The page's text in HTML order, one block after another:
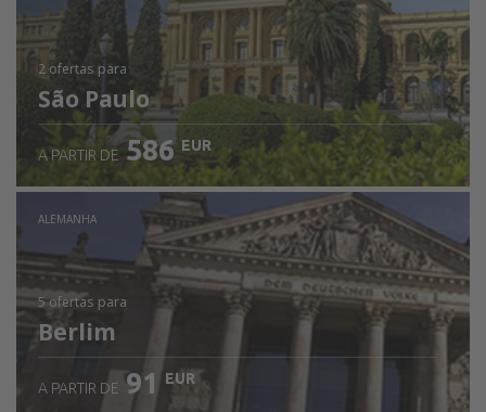
2 ofertas para
São Paulo
A PARTIR DE 586 EUR
ALEMANHA
5 ofertas para
Berlim
A PARTIR DE 91 EUR